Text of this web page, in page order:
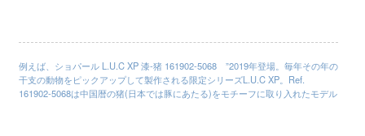
例えば、ショパール L.U.C XP 漆-猪 161902-5068 ”2019年登場。毎年その年の
干支の動物をピックアップして製作される限定シリーズL.U.C XP。Ref.
161902-5068は中国暦の猪(日本では豚にあたる)をモチーフに取り入れたモデル